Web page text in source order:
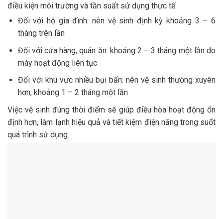
điều kiện môi trường và tần suất sử dụng thực tế:
Đối với hộ gia đình: nên vệ sinh định kỳ khoảng 3 – 6
tháng trên lần
Đối với cửa hàng, quán ăn: khoảng 2 – 3 tháng một lần do
máy hoạt động liên tục
Đối với khu vực nhiều bụi bẩn: nên vệ sinh thường xuyên
hơn, khoảng 1 – 2 tháng một lần
Việc vệ sinh đúng thời điểm sẽ giúp điều hòa hoạt động ổn
định hơn, làm lạnh hiệu quả và tiết kiệm điện năng trong suốt
quá trình sử dụng.